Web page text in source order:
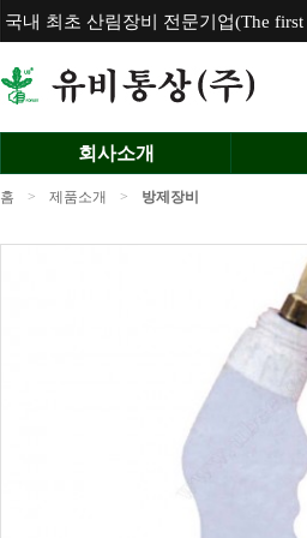
국내 최초 산림장비 전문기업(The first
회사소개
홈 > 제품소개 > 방제장비